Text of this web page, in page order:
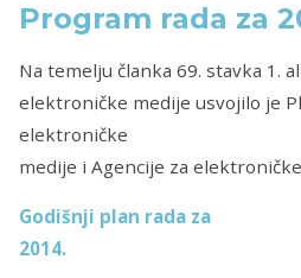
Program rada za
Na temelju članka 69. stavka 1.
elektroničke medije usvojilo je
elektroničke
medije i Agencije za
Godišnji plan rada za
2014.